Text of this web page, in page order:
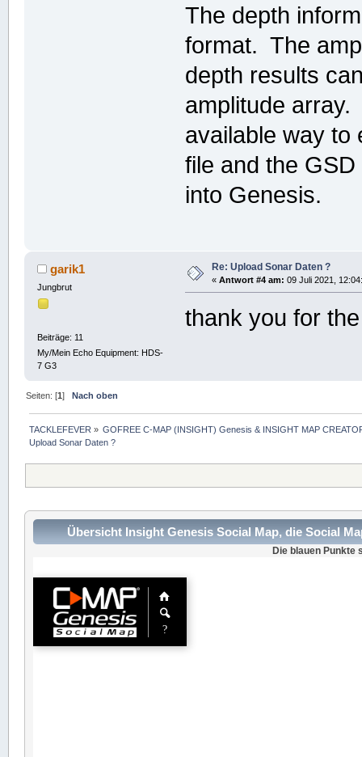
The depth
format. The
depth results
amplitude
available way to
file and the
into Genesis.
garik1
Jungbrut
Beiträge: 11
My/Mein Echo Equipment: HDS-
7 G3
Re: Upload Sonar Daten ?
« Antwort #4 am: 09 Juli 2021,
thank you for
Seiten: [1]Nach oben
TACKLEFEVER » GOFREE C-MAP (INSIGHT) Genesis & INSIGHT MAP
Upload Sonar Daten ?
Übersicht Insight Genesis Social Map, die Social
Die blauen Punkte